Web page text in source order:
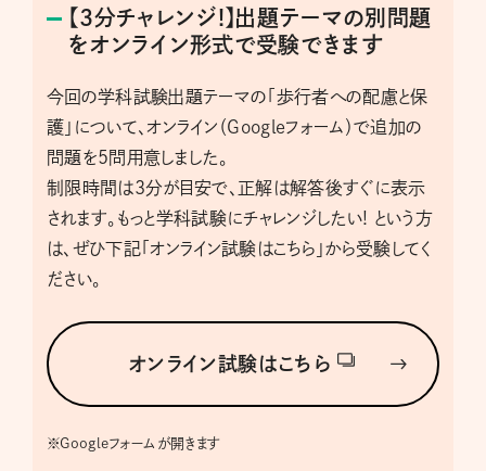
【3分チャレンジ!】出題テーマの別問題
をオンライン形式で受験できます
今回の学科試験出題テーマの「歩行者への配慮と保
護」について、オンライン（Googleフォーム）で追加の
問題を5問用意しました。
制限時間は3分が目安で、正解は解答後すぐに表示
されます。もっと学科試験にチャレンジしたい! という方
は、ぜひ下記「オンライン試験はこちら」から受験してく
ださい。
オンライン試験はこちら
※Googleフォームが開きます